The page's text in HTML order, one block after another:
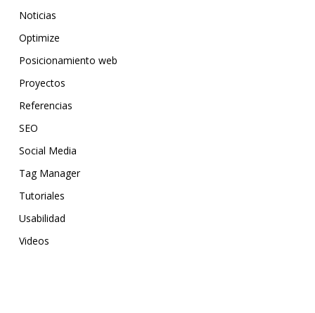
Noticias
Optimize
Posicionamiento web
Proyectos
Referencias
SEO
Social Media
Tag Manager
Tutoriales
Usabilidad
Videos